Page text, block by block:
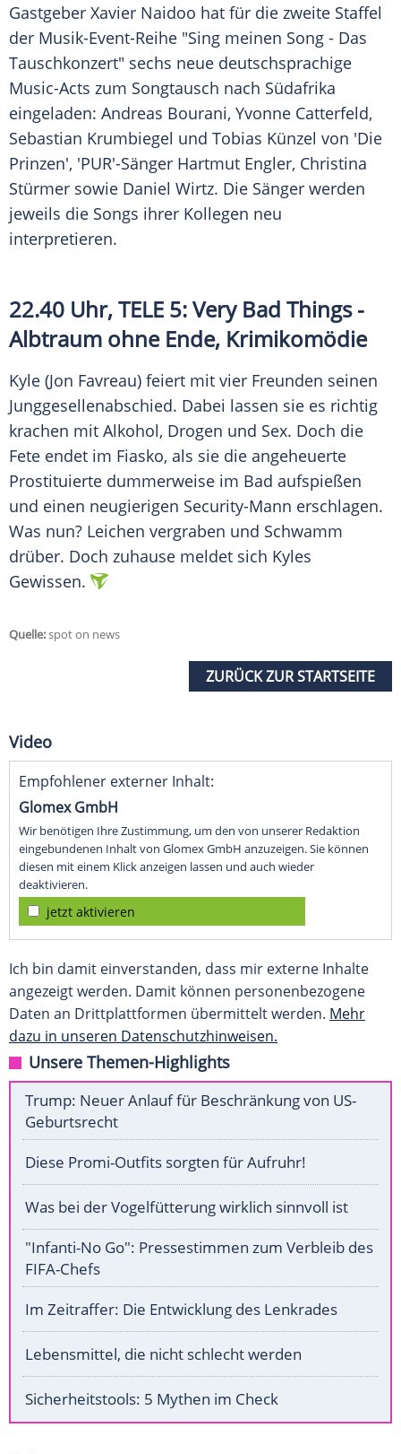
Gastgeber Xavier Naidoo hat für die zweite Staffel
der Musik-Event-Reihe "Sing meinen Song - Das
Tauschkonzert" sechs neue deutschsprachige
Music-Acts zum Songtausch nach Südafrika
eingeladen: Andreas Bourani, Yvonne Catterfeld,
Sebastian Krumbiegel und Tobias Künzel von 'Die
Prinzen', 'PUR'-Sänger Hartmut Engler, Christina
Stürmer sowie Daniel Wirtz. Die Sänger werden
jeweils die Songs ihrer Kollegen neu
interpretieren.
22.40 Uhr, TELE 5: Very Bad Things -
Albtraum ohne Ende, Krimikomödie
Kyle (Jon Favreau) feiert mit vier Freunden seinen
Junggesellenabschied. Dabei lassen sie es richtig
krachen mit Alkohol, Drogen und Sex. Doch die
Fete endet im Fiasko, als sie die angeheuerte
Prostituierte dummerweise im Bad aufspießen
und einen neugierigen Security-Mann erschlagen.
Was nun? Leichen vergraben und Schwamm
drüber. Doch zuhause meldet sich Kyles
Gewissen.
Quelle:spot on news
ZURÜCK ZUR STARTSEITE
Video
Empfohlener externer Inhalt:
Glomex GmbH
Wir benötigen Ihre Zustimmung, um den von unserer Redaktion
eingebundenen Inhalt von Glomex GmbH anzuzeigen. Sie können
diesen mit einem Klick anzeigen lassen und auch wieder
deaktivieren.
jetzt aktivieren
Ich bin damit einverstanden, dass mir externe Inhalte
angezeigt werden. Damit können personenbezogene
Daten an Drittplattformen übermittelt werden. Mehr
dazu in unseren Datenschutzhinweisen.
Unsere Themen-Highlights
Trump: Neuer Anlauf für Beschränkung von US-
Geburtsrecht
Diese Promi-Outfits sorgten für Aufruhr!
Was bei der Vogelfütterung wirklich sinnvoll ist
"Infanti-No Go": Pressestimmen zum Verbleib des
FIFA-Chefs
Im Zeitraffer: Die Entwicklung des Lenkrades
Lebensmittel, die nicht schlecht werden
Sicherheitstools: 5 Mythen im Check